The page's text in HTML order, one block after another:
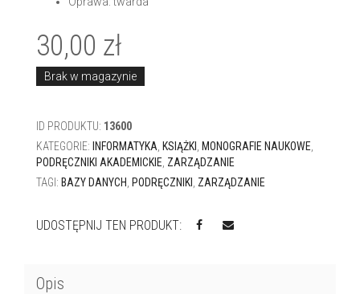
30,00 zł
Brak w magazynie
ID PRODUKTU: 13600
KATEGORIE: INFORMATYKA KSIĄŻKI MONOGRAFIE NAUKOWE
PODRĘCZNIKI AKADEMICKIE ZARZĄDZANIE
TAGI: BAZY DANYCH PODRĘCZNIKI ZARZĄDZANIE
UDOSTĘPNIJ TEN PRODUKT:
Opis